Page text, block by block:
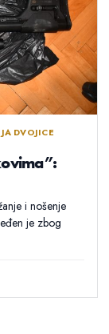
DVOJICE
i nošenje
je zbog